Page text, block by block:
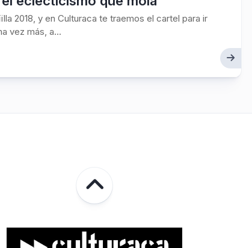
2018, y en Culturaca te traemos el cartel para ir
vez más, a...